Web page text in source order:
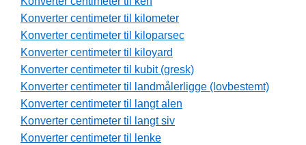
Konverter centimeter til kilometer
Konverter centimeter til kiloparsec
Konverter centimeter til kiloyard
Konverter centimeter til kubit (gresk)
Konverter centimeter til landmålerligge (lovbestemt)
Konverter centimeter til langt alen
Konverter centimeter til langt siv
Konverter centimeter til lenke